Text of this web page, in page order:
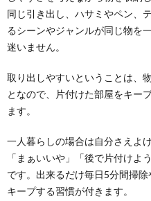
同じ引き出し、ハサミやペン、
るシーンやジャンルが同じ物を
迷いません。
取り出しやすいということは、
となので、片付けた部屋をキー
ます。
一人暮らしの場合は自分さえよ
「まぁいいや」「後で片付けよ
です。出来るだけ毎日5分間掃
キープする習慣が付きます。